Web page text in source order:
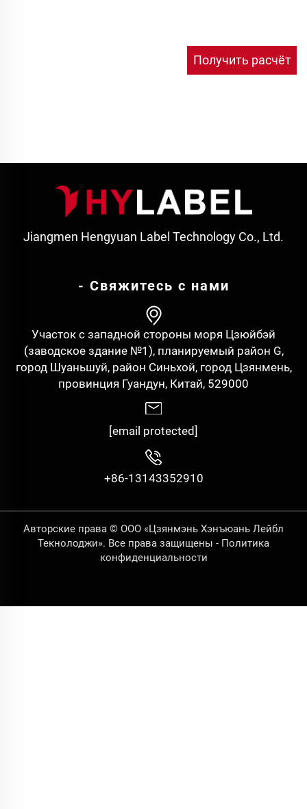
Получить расчёт
Jiangmen Hengyuan Label Technology Co., Ltd.
- Свяжитесь с нами
Участок с западной стороны моря Цзюйбэй
(заводское здание №1), планируемый район G,
город Шуаньшуй, район Синьхой, город Цзянмень,
провинция Гуандун, Китай, 529000
[email protected]
+86-13143352910
Авторские права © ООО «Цзянмэнь Хэнъюань Лейбл
Текнолоджи». Все права защищены - Политика
конфиденциальности